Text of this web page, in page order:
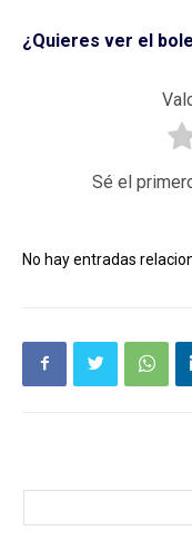
¿Quieres ver el
Sé el
No hay entradas